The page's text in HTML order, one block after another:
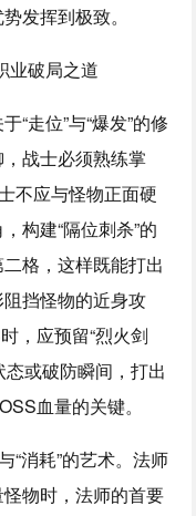
发挥到极致。
走位”与“爆发”的修
战士必须熟练掌
不应与怪物正面硬
构建“隔位刺杀”的
格，这样既能打出
挡怪物的近身攻
，应预留“烈火剑
或破防瞬间，打出
血量的关键。
消耗”的艺术。法师
物时，法师的首要